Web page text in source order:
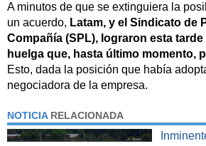
A minutos de que se extinguiera la
un acuerdo, Latam, y el Sindicato de
Compañía (SPL), lograron esta
huelga que, hasta último momento,
Esto, dada la posición que había
negociadora de la empresa.
NOTICIARELACIONADA